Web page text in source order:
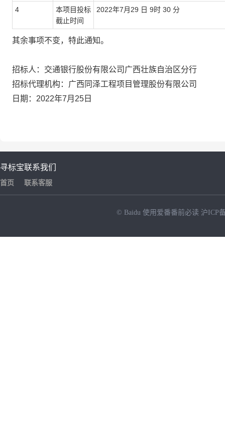
4
本项目投标
截止时间
2022年7月29 日 9时 30 分
其余事项不变，特此通知。
招标人：交通银行股份有限公司广西壮族自治区分行
招标代理机构：广西同泽工程项目管理股份有限公司
日期：2022年7月25日
寻标宝
首页
联系我们
联系客服
© Baidu 使用爱番番前必读 沪ICP